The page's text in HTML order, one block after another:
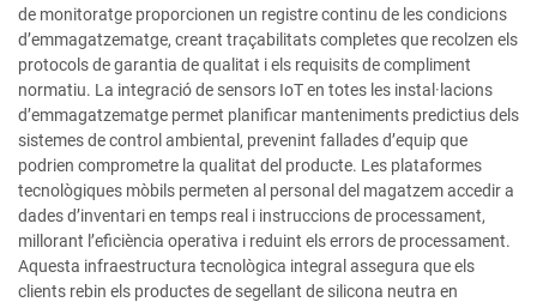
de monitoratge proporcionen un registre continu de les condicions
d’emmagatzematge, creant traçabilitats completes que recolzen els
protocols de garantia de qualitat i els requisits de compliment
normatiu. La integració de sensors IoT en totes les instal·lacions
d’emmagatzematge permet planificar manteniments predictius dels
sistemes de control ambiental, prevenint fallades d’equip que
podrien comprometre la qualitat del producte. Les plataformes
tecnològiques mòbils permeten al personal del magatzem accedir a
dades d’inventari en temps real i instruccions de processament,
millorant l’eficiència operativa i reduint els errors de processament.
Aquesta infraestructura tecnològica integral assegura que els
clients rebin els productes de segellant de silicona neutra en